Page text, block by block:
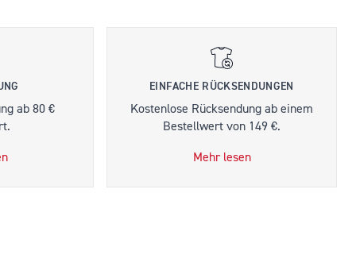
ab 80 €
EINFACHE RÜCKSENDUNGEN
Kostenlose Rücksendung ab einem
Bestellwert von 149 €.
Mehr lesen